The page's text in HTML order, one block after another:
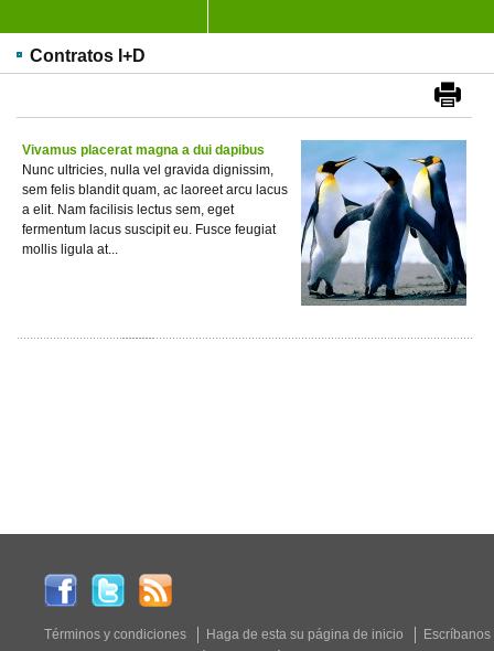
Contratos I+D
Vivamus placerat magna a dui dapibus
Nunc ultricies, nulla vel gravida dignissim,
sem felis blandit quam, ac laoreet arcu lacus
a elit. Nam facilisis lectus sem, eget
fermentum lacus suscipit eu. Fusce feugiat
mollis ligula at...
Términos y condiciones Haga de esta su página de inicio
Escríbanos